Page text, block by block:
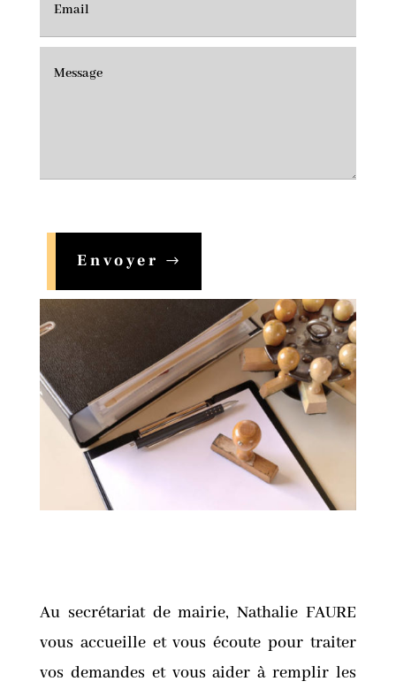
Envoyer
Au secrétariat de mairie, Nathalie FAURE
vous accueille et vous écoute pour traiter
vos demandes et vous aider à remplir les